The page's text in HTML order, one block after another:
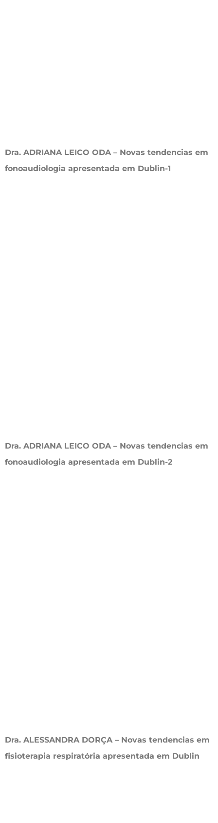
Dra. ADRIANA LEICO ODA – Novas tendencias em
fonoaudiologia apresentada em Dublin-1
Dra. ADRIANA LEICO ODA – Novas tendencias em
fonoaudiologia apresentada em Dublin-2
Dra. ALESSANDRA DORÇA – Novas tendencias em
fisioterapia respiratória apresentada em Dublin